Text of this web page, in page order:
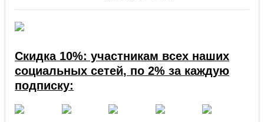
Скидка 10%: участникам всех наших
социальных сетей, по 2% за каждую
подписку: